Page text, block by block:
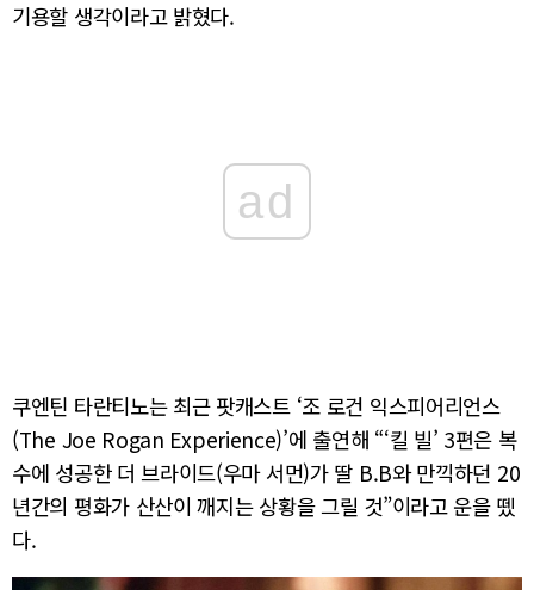
기용할 생각이라고 밝혔다.
ad
쿠엔틴 타란티노는 최근 팟캐스트 ‘조 로건 익스피어리언스
(The Joe Rogan Experience)’에 출연해 “‘킬 빌’ 3편은 복
수에 성공한 더 브라이드(우마 서먼)가 딸 B.B와 만끽하던 20
년간의 평화가 산산이 깨지는 상황을 그릴 것”이라고 운을 뗐
다.